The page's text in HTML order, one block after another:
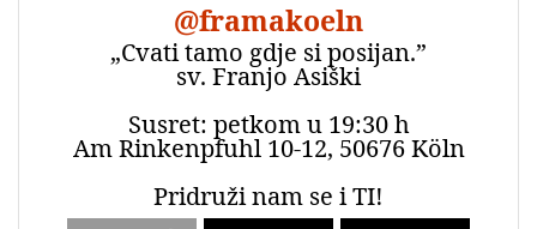
@framakoeln
„Cvati tamo gdje si posijan.”
sv. Franjo Asiški
Susret: petkom u 19:30 h
Am Rinkenpfuhl 10-12, 50676 Köln
Pridruži nam se i TI!